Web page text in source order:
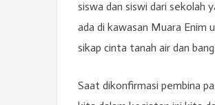
siswa dan siswi dari sekolah
ada di kawasan Muara
sikap cinta tanah air dan
Saat dikonfirmasi pembina